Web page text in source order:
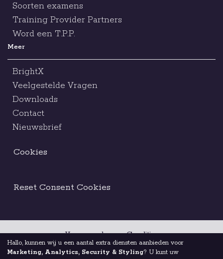
Soorten examens
Training Provider Partners
Word een T.P.P.
Meer
BrightX
Veelgestelde Vragen
Downloads
Contact
Nieuwsbrief
Cookies
Reset Consent Cookies
Voorwaarden en Condities
Hallo, kunnen wij u een aantal extra diensten aanbieden voor
Marketing, Analytics, Security & Styling? U kunt uw